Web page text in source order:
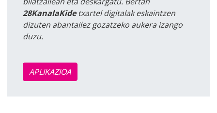
28KanalaKidetxartel digitalak eskaintzen
dizuten abantailez gozatzeko aukera izango
duzu.
APLIKAZIOA